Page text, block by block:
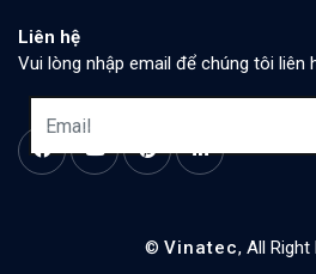
Liên hệ
Vui lòng nhập email để chúng tôi liên
© Vinatec, All Right